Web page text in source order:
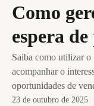
Como
espera
Saiba como utilizar
acompanhar o
oportunidades de
23 de outubro de 2025